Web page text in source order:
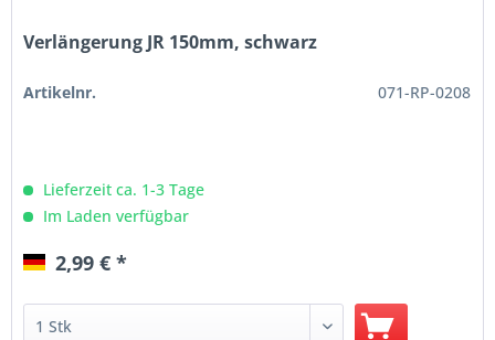
Verlängerung JR 150mm, schwarz
Artikelnr. 071-RP-0208
Lieferzeit ca. 1-3 Tage
Im Laden verfügbar
2,99 € *